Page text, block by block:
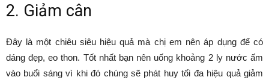
2. Giảm cân
Đây là một chiêu siêu hiệu quả mà chị em nên áp dụng để có
dáng đẹp, eo thon. Tốt nhất bạn nên uống khoảng 2 ly nước ấm
vào buổi sáng vì khi đó chúng sẽ phát huy tối đa hiệu quả giảm